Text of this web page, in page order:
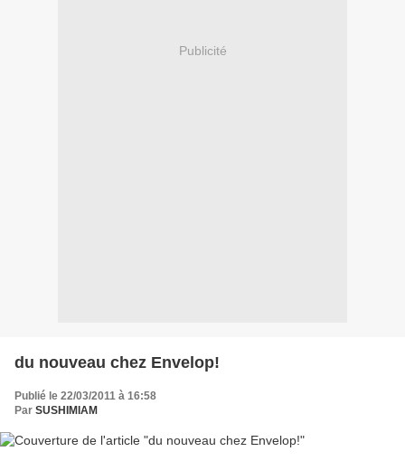
Publicité
du nouveau chez Envelop!
Publié le 22/03/2011 à 16:58
Par SUSHIMIAM